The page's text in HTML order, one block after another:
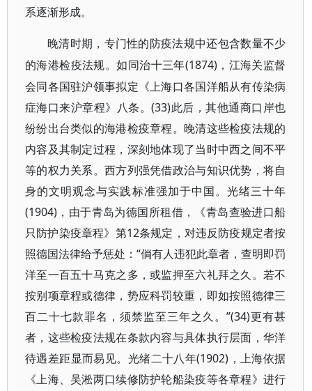
系逐渐形成。
晚清时期，专门性的防疫法规中还包含数量不少
的海港检疫法规。如同治十三年(1874)，江海关监督
会同各国驻沪领事拟定《上海口各国洋船从有传染病
症海口来沪章程》八条。(33)此后，其他通商口岸也
纷纷出台类似的海港检疫章程。晚清这些检疫法规的
内容及其制定过程，深刻地体现了当时中西之间不平
等的权力关系。西方列强凭借政治与知识优势，将自
身的文明观念与实践标准强加于中国。光绪三十年
(1904)，由于青岛为德国所租借，《青岛查验进口船
只防护染疫章程》第12条规定，对违反防疫规定者按
照德国法律给予惩处：“倘有人违犯此章者，查明即罚
洋至一百五十马克之多，或监押至六礼拜之久。若不
按别项章程或德律，势应科罚较重，即如按照德律三
百二十七款罪名，须禁监至三年之久。”(34)更有甚
者，这些检疫法规在条款内容与具体执行层面，华洋
待遇差距显而易见。光绪二十八年(1902)，上海依据
《上海、吴淞两口续修防护轮船染疫等各章程》进行